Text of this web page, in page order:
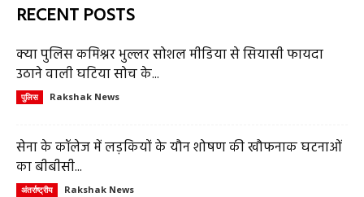
RECENT POSTS
क्या पुलिस कमिश्नर भुल्लर सोशल मीडिया से सियासी फायदा
उठाने वाली घटिया सोच के...
पुलिस Rakshak News
सेना के कॉलेज में लड़कियों के यौन शोषण की खौफनाक घटनाओं
का बीबीसी...
अंतर्राष्ट्रीय Rakshak News